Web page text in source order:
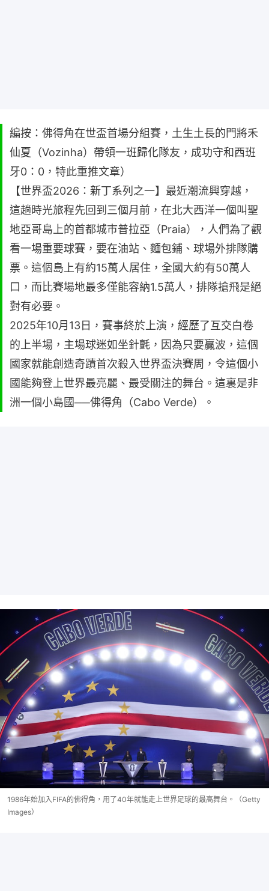
編按：佛得角在世盃首場分組賽，土生土長的門將禾
仙夏（Vozinha）帶領一班歸化隊友，成功守和西班
牙0：0，特此重推文章）
【世界盃2026：新丁系列之一】最近潮流興穿越，
這趟時光旅程先回到三個月前，在北大西洋一個叫聖
地亞哥島上的首都城巿普拉亞（Praia），人們為了觀
看一場重要球賽，要在油站、麵包鋪、球場外排隊購
票。這個島上有約15萬人居住，全國大約有50萬人
口，而比賽場地最多僅能容納1.5萬人，排隊搶飛是絕
對有必要。
2025年10月13日，賽事終於上演，經歷了互交白卷
的上半場，主場球迷如坐針氈，因為只要贏波，這個
國家就能創造奇蹟首次殺入世界盃決賽周，令這個小
國能夠登上世界最亮麗、最受關注的舞台。這裏是非
洲一個小島國──佛得角（Cabo Verde）。
1986年始加入FIFA的佛得角，用了40年就能走上世界足球的最高舞台。（Getty
Images）